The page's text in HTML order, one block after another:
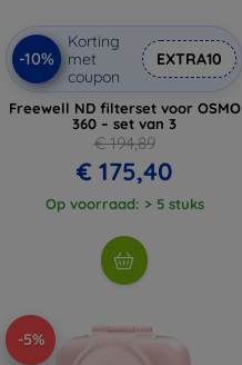
-10%
Korting
met
coupon
EXTRA10
Freewell ND filterset voor OSMO
360 – set van 3
€ 194,89
€ 175,40
Op voorraad: > 5 stuks
-5%